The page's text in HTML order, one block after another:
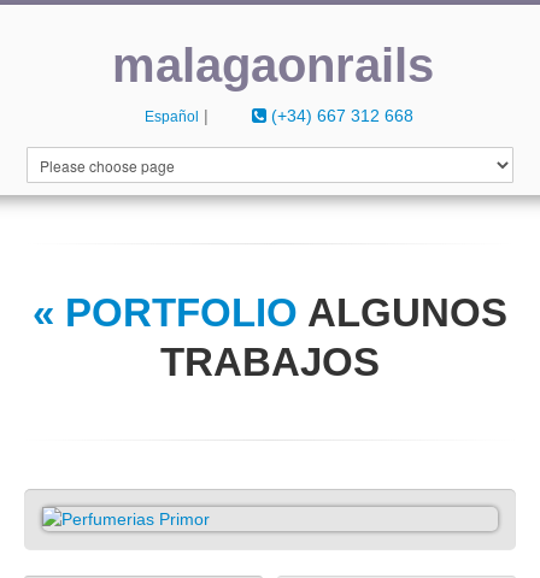
malagaonrails
Español | (+34) 667 312 668
« PORTFOLIO ALGUNOS
TRABAJOS